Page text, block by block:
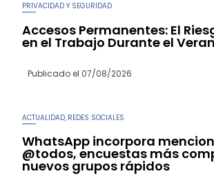
PRIVACIDAD Y SEGURIDAD
Accesos Permanentes: El
en el Trabajo Durante el
Publicado el 07/08/2026
ACTUALIDAD REDES SOCIALES
WhatsApp incorpora
@todos, encuestas más
nuevos grupos rápidos